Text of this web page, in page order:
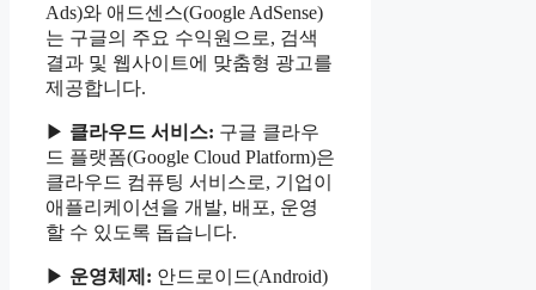
Ads)와 애드센스(Google AdSense)
는 구글의 주요 수익원으로, 검색
결과 및 웹사이트에 맞춤형 광고를
제공합니다.
▶ 클라우드 서비스: 구글 클라우
드 플랫폼(Google Cloud Platform)은
클라우드 컴퓨팅 서비스로, 기업이
애플리케이션을 개발, 배포, 운영
할 수 있도록 돕습니다.
▶ 운영체제: 안드로이드(Android)